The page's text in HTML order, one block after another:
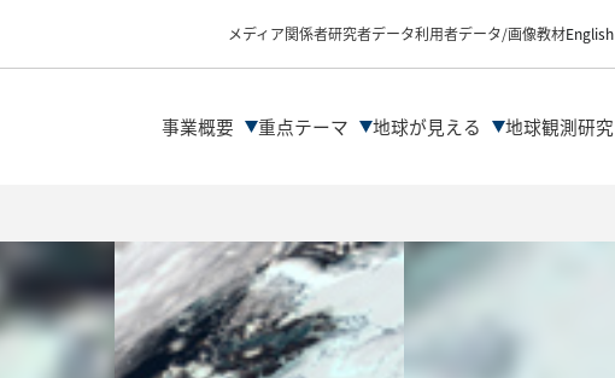
メディア関係者研究者データ利用者データ/画像教材English
事業概要 重点テーマ 地球が見える 地球観測研究
データ解析の流れ
解析ツール/サイトの紹介